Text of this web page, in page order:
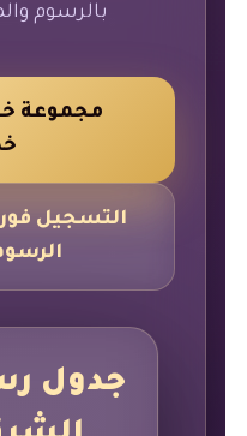
بالرسوم
مجموعة
التسجيل
جدول